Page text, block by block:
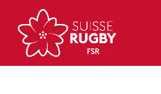
Se rendre au contenu